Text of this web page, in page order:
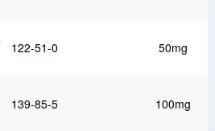
122-51-0 50mg
139-85-5 100mg